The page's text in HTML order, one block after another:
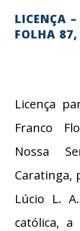
LICENÇA
FOLHA
Licença
Franco
Nossa
Caratinga,
Lúcio L.
católica,